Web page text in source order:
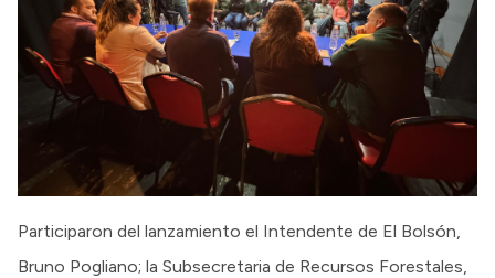
Participaron del lanzamiento el Intendente de El Bolsón,
Bruno Pogliano; la Subsecretaria de Recursos Forestales,